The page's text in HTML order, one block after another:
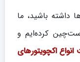
داشته باشید، ما
کرده‌ایم و
اکچویتورهای